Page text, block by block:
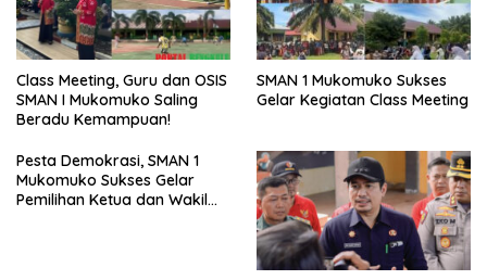
Class Meeting, Guru dan OSIS
SMAN I Mukomuko Saling
Beradu Kemampuan!
SMAN 1 Mukomuko Sukses
Gelar Kegiatan Class Meeting
Pesta Demokrasi, SMAN 1
Mukomuko Sukses Gelar
Pemilihan Ketua dan Wakil